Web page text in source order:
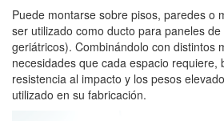
Puede montarse sobre pisos, paredes o
ser utilizado como ducto para paneles
geriátricos). Combinándolo con distintos
necesidades que cada espacio requiere,
resistencia al impacto y los pesos
utilizado en su fabricación.